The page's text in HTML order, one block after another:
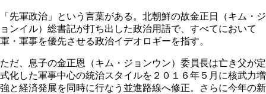
「先軍政治」という言葉がある。北朝鮮の故金正日（キム・ジ
ョンイル）総書記が打ち出した政治用語で、すべてにおいて
軍・軍事を優先させる政治イデオロギーを指す。
ただ、息子の金正恩（キム・ジョンウン）委員長は亡き父が定
式化した軍事中心の統治スタイルを２０１６年５月に核武力増
強と経済発展を同時に行なう並進路線へ修正。さらに今年の新